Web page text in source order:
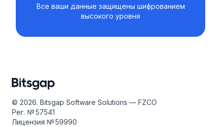
Все ваши данные защищены шифрованием
высокого уровня
© 2026. Bitsgap Software Solutions — FZCO
Рег. № 57541
Лицензия № 59990